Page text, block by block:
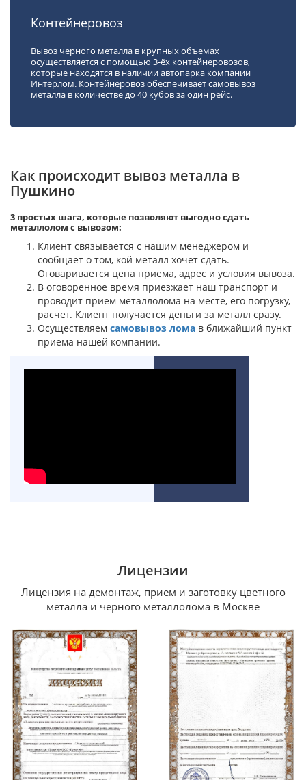
Контейнеровоз
Вывоз черного металла в крупных объемах
осуществляется с помощью 3-ёх контейнеровозов,
которые находятся в наличии автопарка компании
Интерлом. Контейнеровоз обеспечивает самовывоз
металла в количестве до 40 кубов за один рейс.
Как происходит вывоз металла в
Пушкино
3 простых шага, которые позволяют выгодно сдать
металлолом с вывозом:
Клиент связывается с нашим менеджером и
сообщает о том, кой металл хочет сдать.
Оговаривается цена приема, адрес и условия вывоза.
В оговоренное время приезжает наш транспорт и
проводит прием металлолома на месте, его погрузку,
расчет. Клиент получается деньги за металл сразу.
Осуществляем самовывоз лома в ближайший пункт
приема нашей компании.
Лицензии
Лицензия на демонтаж, прием и заготовку цветного
металла и черного металлолома в Москве